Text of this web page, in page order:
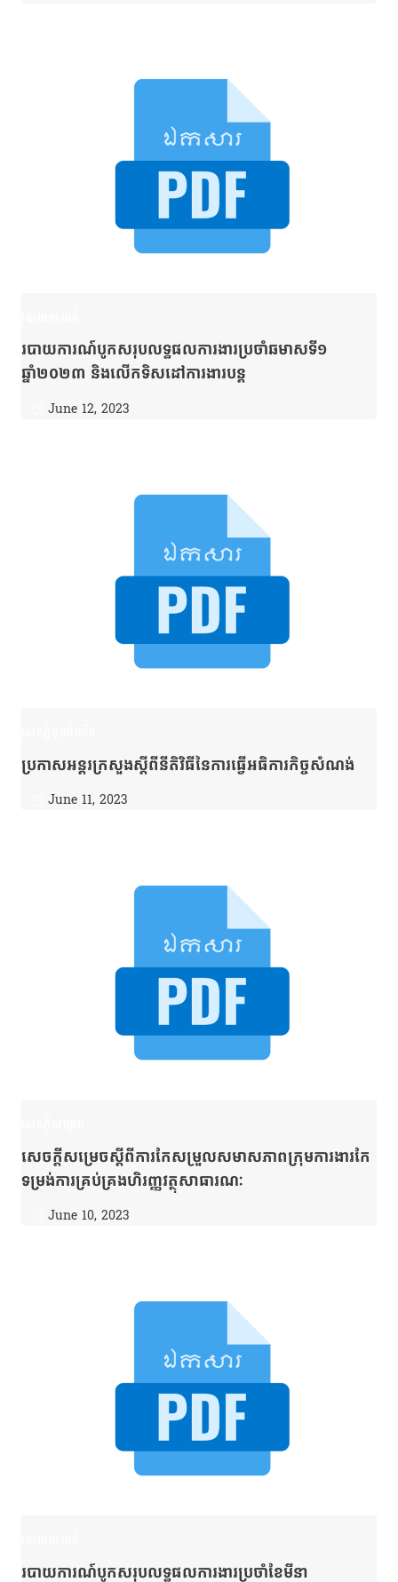
របាយការណ៍បូកសរុបលទ្ធផលការងារប្រចាំឆមាសទី១
ឆ្នាំ២០២៣ និងលើកទិសដៅការងារបន្ត
June 12, 2023
ប្រកាសអន្តរក្រសួងស្ដីពីនីតិវិធីនៃការធ្វើអធិការកិច្ចសំណង់
June 11, 2023
សេចក្ដីសម្រេចស្ដីពីការកែសម្រួលសមាសភាពក្រុមការងារកែ
ទម្រង់ការគ្រប់គ្រងហិរញ្ញវត្ថុសាធារណៈ
June 10, 2023
របាយការណ៍បូកសរុបលទ្ធផលការងារប្រចាំខែមីនា